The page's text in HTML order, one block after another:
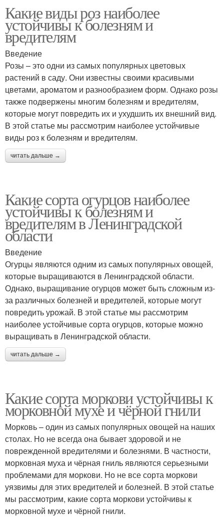
Какие виды роз наиболее
устойчивы к болезням и
вредителям
Введение
Розы – это одни из самых популярных цветовых
растений в саду. Они известны своими красивыми
цветами, ароматом и разнообразием форм. Однако розы
также подвержены многим болезням и вредителям,
которые могут повредить их и ухудшить их внешний вид.
В этой статье мы рассмотрим наиболее устойчивые
виды роз к болезням и вредителям.
читать дальше →
Какие сорта огурцов наиболее
устойчивы к болезням и
вредителям в Ленинградской
области
Введение
Огурцы являются одним из самых популярных овощей,
которые выращиваются в Ленинградской области.
Однако, выращивание огурцов может быть сложным из-
за различных болезней и вредителей, которые могут
повредить урожай. В этой статье мы рассмотрим
наиболее устойчивые сорта огурцов, которые можно
выращивать в Ленинградской области.
читать дальше →
Какие сорта моркови устойчивы к
морковной мухе и чёрной гнили
Морковь – один из самых популярных овощей на наших
столах. Но не всегда она бывает здоровой и не
поврежденной вредителями и болезнями. В частности,
морковная муха и чёрная гниль являются серьезными
проблемами для моркови. Но не все сорта моркови
уязвимы для этих вредителей и болезней. В этой статье
мы рассмотрим, какие сорта моркови устойчивы к
морковной мухе и чёрной гнили.